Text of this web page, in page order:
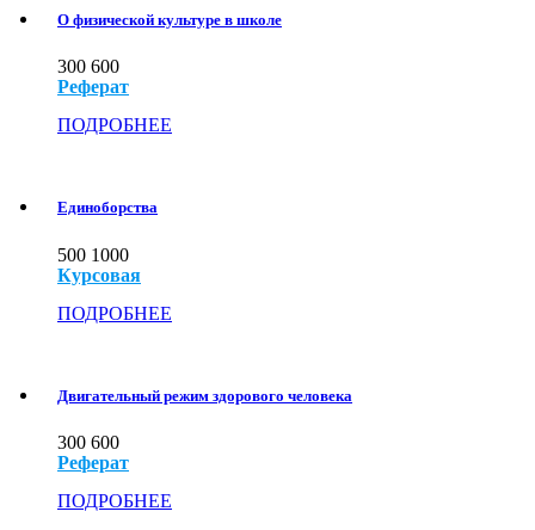
О физической культуре в школе
300 600
Реферат
ПОДРОБНЕЕ
Единоборства
500 1000
Курсовая
ПОДРОБНЕЕ
Двигательный режим здорового человека
300 600
Реферат
ПОДРОБНЕЕ